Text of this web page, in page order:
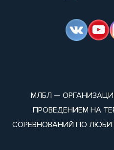
МЛБЛ —
ПРОВЕДЕНИЕМ НА
СОРЕВНОВАНИЙ ПО